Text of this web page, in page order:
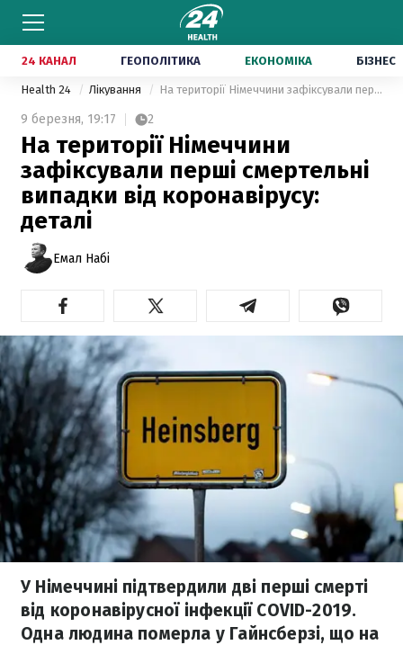
24 КАНАЛ ГЕОПОЛІТИКА ЕКОНОМІКА БІЗНЕС
Health 24 Лікування На території Німеччини зафіксували перші смертельні випадки від коронавірусу: деталі
9 березня, 19:17 2
На території Німеччини
зафіксували перші смертельні
випадки від коронавірусу:
деталі
Емал Набі
У Німеччині підтвердили дві перші смерті
від коронавірусної інфекції COVID-2019.
Одна людина померла у Гайнсберзі, що на